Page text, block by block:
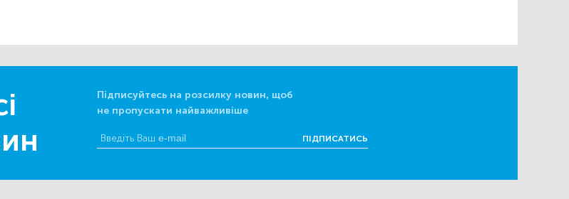
Підписуйтесь на розсилку новин, щоб
не пропускати найважливіше
ПІДПИСАТИСЬ